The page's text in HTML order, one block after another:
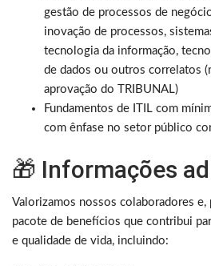
gestão de processos de
inovação de processos,
tecnologia da informação,
de dados ou outros correlatos
aprovação do TRIBUNAL)
Fundamentos de ITIL com
com ênfase no setor público
🎁 Informações
Valorizamos nossos colaboradores
pacote de benefícios que contribui
e qualidade de vida, incluindo: